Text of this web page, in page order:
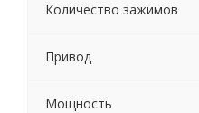
Количество зажимов
Привод
Мощность